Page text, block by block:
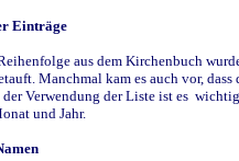
Einträge
aus dem Kirchenbuch
Manchmal kam es auch vor,
Verwendung der Liste ist es
und Jahr.